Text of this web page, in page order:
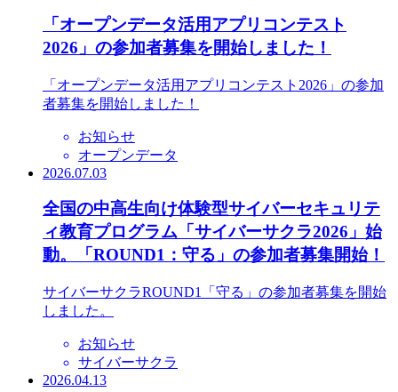
「オープンデータ活用アプリコンテスト
2026」の参加者募集を開始しました！
「オープンデータ活用アプリコンテスト2026」の参加
者募集を開始しました！
お知らせ
オープンデータ
2026.07.03
全国の中高生向け体験型サイバーセキュリテ
ィ教育プログラム「サイバーサクラ2026」始
動。「ROUND1：守る」の参加者募集開始！
サイバーサクラROUND1「守る」の参加者募集を開始
しました。
お知らせ
サイバーサクラ
2026.04.13